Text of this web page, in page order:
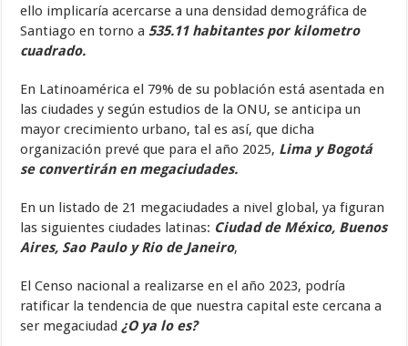
ello implicaría acercarse a una densidad demográfica de
Santiago en torno a535.11 habitantes por kilometro
cuadrado.
En Latinoamérica el 79% de su población está asentada en
las ciudades y según estudios de la ONU, se anticipa un
mayor crecimiento urbano, tal es así, que dicha
organización prevé que para el año 2025, Lima y Bogotá
se convertirán en megaciudades.
En un listado de 21 megaciudades a nivel global, ya figuran
las siguientes ciudades latinas: Ciudad de México, Buenos
Aires, Sao Paulo y Rio de Janeiro,
El Censo nacional a realizarse en el año 2023, podría
ratificar la tendencia de que nuestra capital este cercana a
ser megaciudad¿O ya lo es?